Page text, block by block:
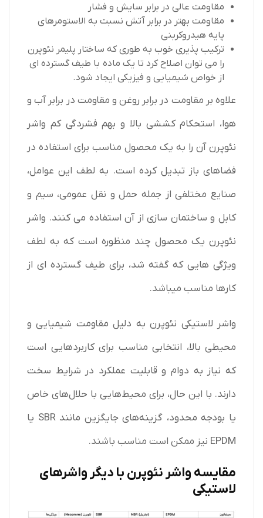
مقاومت عالی در برابر سایش و فشار
مقاومت بهتر در برابر آتش نسبت به الاستومرهای
پایه هیدروکربنی
ترکیب پذیری خوب به طوری که ساختار پلیمر نئوپرن
را می توان اصلاح کرد تا یک ماده با طیف گسترده ای
از خواص شیمیایی و فیزیکی ایجاد شود.
علاوه بر مقاومت در برابر روغن و مقاومت در برابر آب و
هوا، استحکام کششی بالا و بهم فشردگی کم واشر
نئوپرن آن را به یک محصول مناسب برای استفاده در
فضاهای باز تبدیل کرده است. به لطف این عوامل،
صنایع مختلفی از جمله حمل و نقل عمومی، سیم و
کابل و ساختمان سازی از آن استفاده می کنند. واشر
نئوپرن یک محصول چند منظوره است که به لطف
ویژگی هایی که گفته شد، برای طیف گسترده ای از
کارها مناسب میباشد.
واشر لاستیکی نئوپرن به دلیل مقاومت شیمیایی و
محیطی بالا، انتخابی مناسب برای کاربردهایی است
که نیاز به دوام و قابلیت عملکرد در شرایط سخت
دارند. با این حال، برای محیط‌هایی با حلال‌های خاص
یا بودجه محدود، گزینه‌های جایگزین مانند SBR یا
EPDM نیز ممکن است مناسب باشند.
مقایسه واشر نئوپرن با دیگر واشرهای
لاستیکی